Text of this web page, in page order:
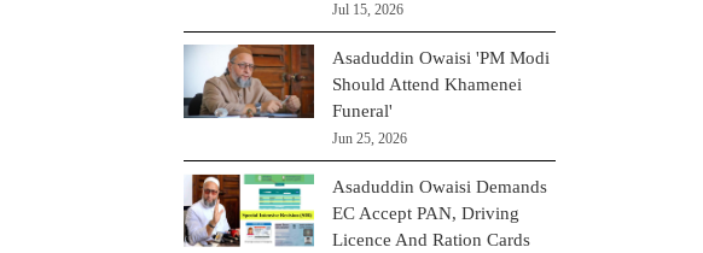
Jul 15, 2026
Asaduddin Owaisi 'PM Modi
Should Attend Khamenei
Funeral'
Jun 25, 2026
Asaduddin Owaisi Demands
EC Accept PAN, Driving
Licence And Ration Cards